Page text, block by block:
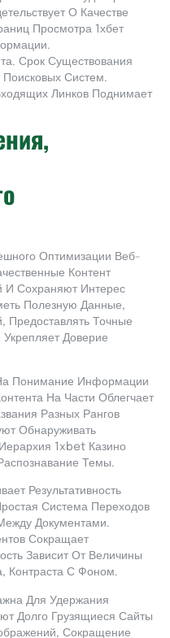
О Качестве
Просмотра 1хбет
Срок Существования
Систем.
Линков Поднимает
Оптимизации Веб-
Контент
И Сохраняют Интерес
Полезную Данные,
Предоставлять Точные
Доверие
На Понимание Информации
На Части Облегчает
Разных Рангов
Обнаруживать
1xbet Казино
Темы.
Результативность
Система Переходов
Документами.
Сокращает
Зависит От Величины
Контраста С Фоном.
Для Удержания
Долго Грузящиеся Сайты
Сокращение